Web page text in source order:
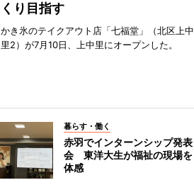
くり目指す
かき氷のテイクアウト店「七福堂」（北区上中
里2）が7月10日、上中里にオープンした。
暮らす・働く
赤羽でインターンシップ発表
会 東洋大生が福祉の現場を
体感